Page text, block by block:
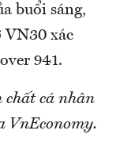
buổi sáng,
VN30 xác
941.
chất cá nhân
VnEconomy.